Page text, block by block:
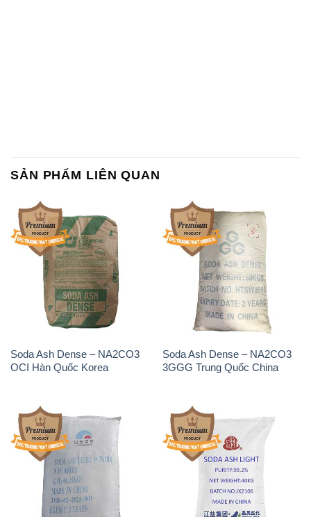
SẢN PHẨM LIÊN QUAN
Soda Ash Dense – NA2CO3
OCI Hàn Quốc Korea
Soda Ash Dense – NA2CO3
3GGG Trung Quốc China